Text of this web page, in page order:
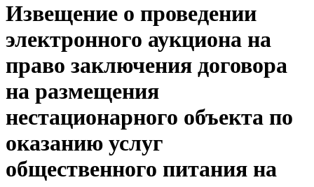
Извещение о проведении
электронного аукциона на
право заключения договора
на размещения
нестационарного объекта по
оказанию услуг
общественного питания на